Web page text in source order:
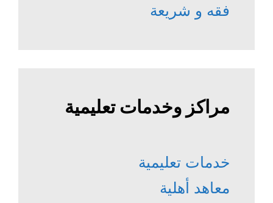
فقه و شريعة
مراكز وخدمات تعليمية
خدمات تعليمية
معاهد أهلية